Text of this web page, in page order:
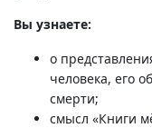
Вы узнаете:
о
человека, его
смерти;
смысл «Книги